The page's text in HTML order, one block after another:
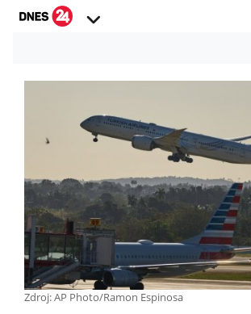
Zdroj: AP Photo/Ramon Espinosa